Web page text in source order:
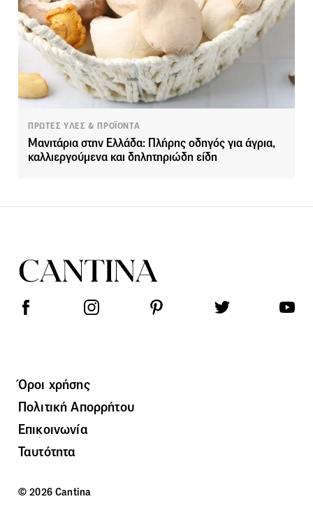
ΠΡΩΤΕΣ ΥΛΕΣ & ΠΡΟΪΟΝΤΑ
Μανιτάρια στην Ελλάδα: Πλήρης οδηγός για άγρια,
καλλιεργούμενα και δηλητηριώδη είδη
Όροι χρήσης
Πολιτική Απορρήτου
Επικοινωνία
Ταυτότητα
© 2026 Cantina